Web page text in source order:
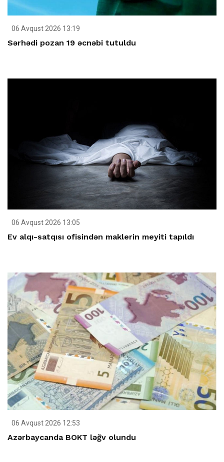
06 Avqust 2026 13:19
Sərhədi pozan 19 əcnəbi tutuldu
06 Avqust 2026 13:05
Ev alqı-satqısı ofisindən maklerin meyiti tapıldı
06 Avqust 2026 12:53
Azərbaycanda BOKT ləğv olundu